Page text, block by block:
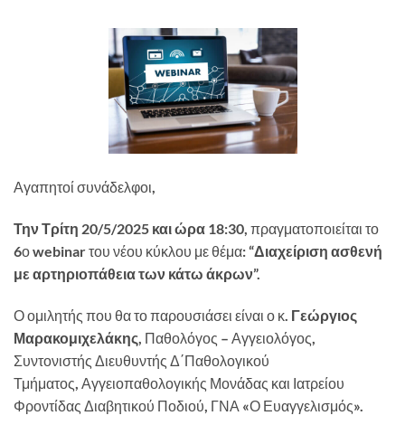
Αγαπητοί συνάδελφοι,
Την Τρίτη 20/5/2025 και ώρα 18:30, πραγματοποιείται το
6ο webinar του νέου κύκλου με θέμα:“Διαχείριση ασθενή
με αρτηριοπάθεια των κάτω άκρων”.
Ο ομιλητής που θα το παρουσιάσει είναι ο κ. Γεώργιος
Μαρακομιχελάκης , Παθολόγος – Αγγειολόγος,
Συντονιστής Διευθυντής Δ΄Παθολογικού
Τμήματος, Αγγειοπαθολογικής Μονάδας και Ιατρείου
Φροντίδας Διαβητικού Ποδιού, ΓΝΑ «Ο Ευαγγελισμός».